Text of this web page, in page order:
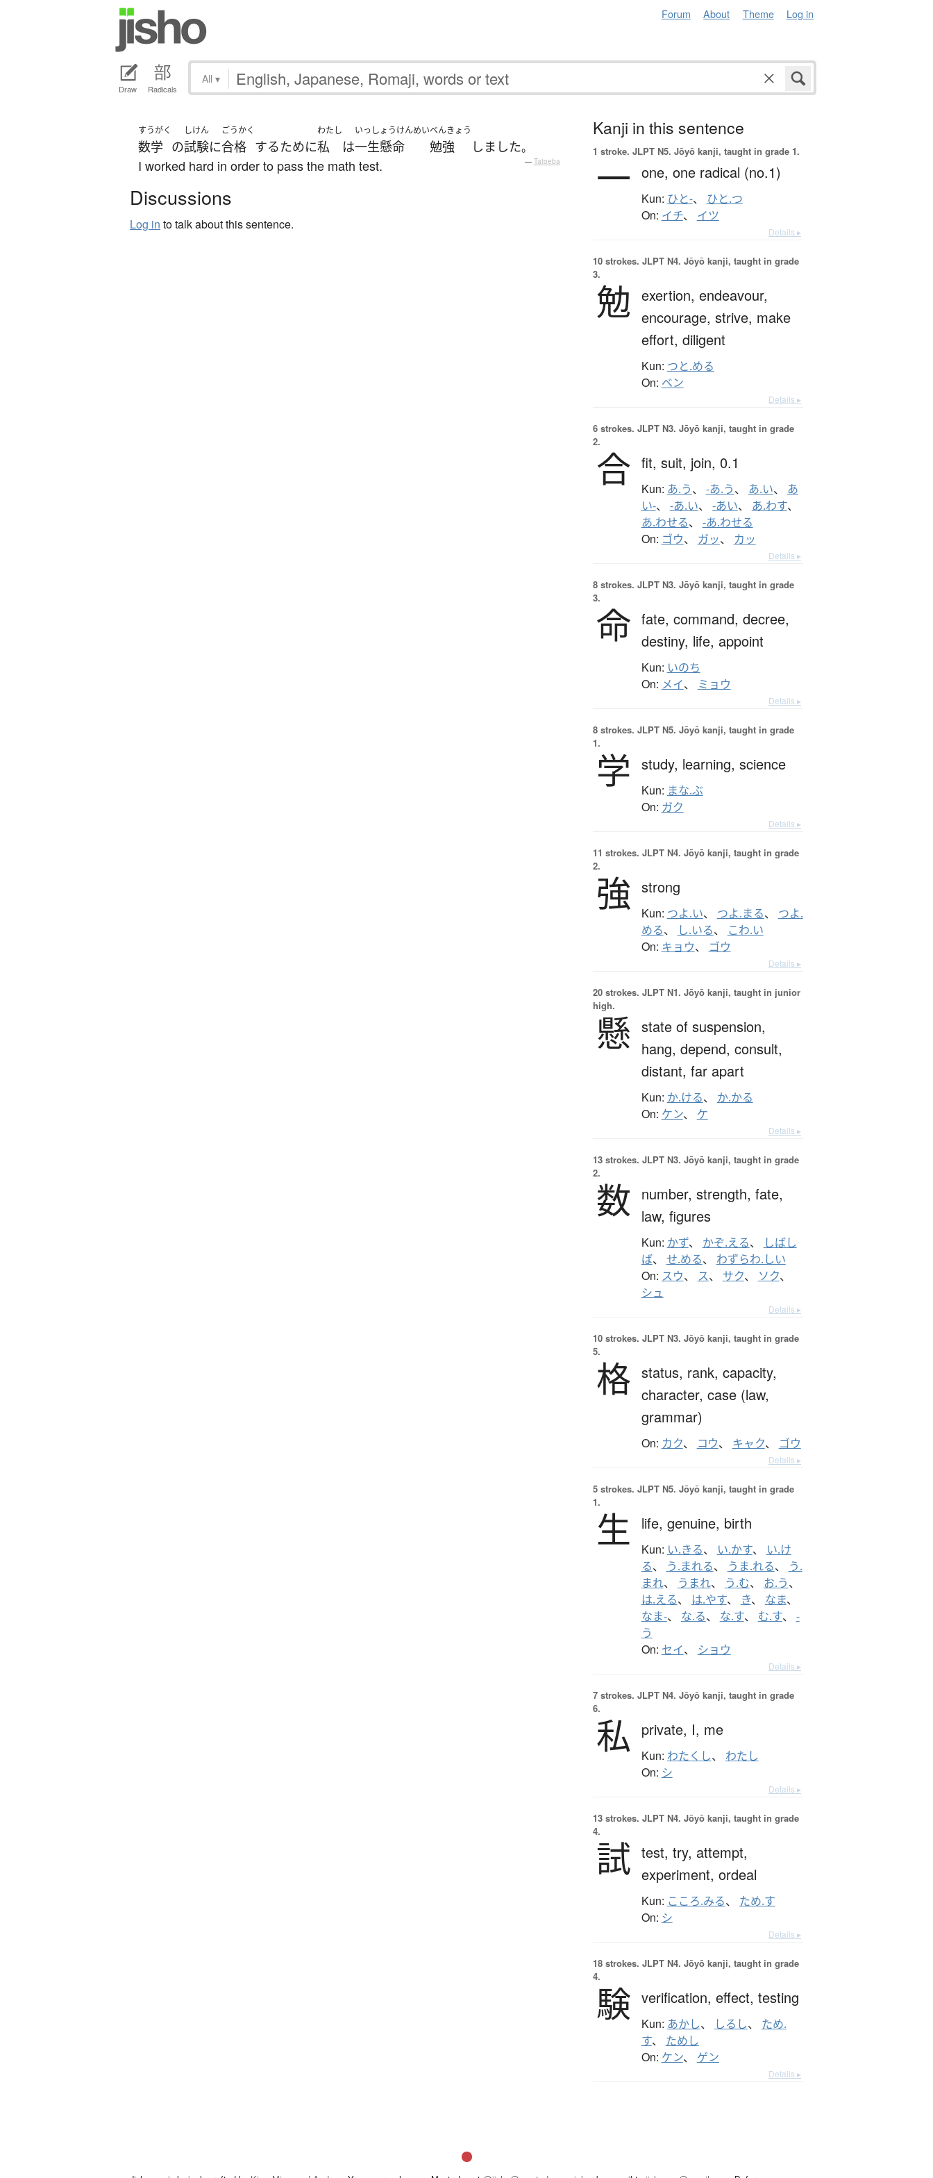
Forum About Theme Log in
Draw Radicals
All ▾
すうがく
数学 の
しけん
試験に
ごうかく
合格 するために
わたし
私 は
いっしょうけんめい
一生懸命
べんきょう
勉強 しました。
I worked hard in order to pass the math test. — Tatoeba
Discussions
Log in to talk about this sentence.
Kanji in this sentence
1 stroke. JLPT N5. Jōyō kanji, taught in grade 1.
一 one, one radical (no.1)
Kun: ひと-、 ひと.つ
On: イチ、 イツ
Details ▸
10 strokes. JLPT N4. Jōyō kanji, taught in grade
3.
勉 exertion, endeavour,
encourage, strive, make
effort, diligent
Kun: つと.める
On: ベン
Details ▸
6 strokes. JLPT N3. Jōyō kanji, taught in grade
2.
合 fit, suit, join, 0.1
Kun: あ.う、 -あ.う、 あ.い、 あ
い-、 -あ.い、 -あい、 あ.わす、
あ.わせる、 -あ.わせる
On: ゴウ、 ガッ、 カッ
Details ▸
8 strokes. JLPT N3. Jōyō kanji, taught in grade
3.
命 fate, command, decree,
destiny, life, appoint
Kun: いのち
On: メイ、 ミョウ
Details ▸
8 strokes. JLPT N5. Jōyō kanji, taught in grade
1.
学 study, learning, science
Kun: まな.ぶ
On: ガク
Details ▸
11 strokes. JLPT N4. Jōyō kanji, taught in grade
2.
強 strong
Kun: つよ.い、 つよ.まる、 つよ.
める、 し.いる、 こわ.い
On: キョウ、 ゴウ
Details ▸
20 strokes. JLPT N1. Jōyō kanji, taught in junior
high.
懸 state of suspension,
hang, depend, consult,
distant, far apart
Kun: か.ける、 か.かる
On: ケン、 ケ
Details ▸
13 strokes. JLPT N3. Jōyō kanji, taught in grade
2.
数 number, strength, fate,
law, figures
Kun: かず、 かぞ.える、
しばし
ば、 せ.める、 わずらわ.しい
On: スウ、 ス、 サク、 ソク、
シュ
Details ▸
10 strokes. JLPT N3. Jōyō kanji, taught in grade
5.
格 status, rank, capacity,
character, case (law,
grammar)
On: カク、 コウ、 キャク、 ゴウ
Details ▸
5 strokes. JLPT N5. Jōyō kanji, taught in grade
1.
生 life, genuine, birth
Kun: い.きる、 い.かす、
い.け
る、 う.まれる、 うま.れる、
う.
まれ、 うまれ、 う.む、 お.う、
は.える、 は.やす、 き、 なま、
なま-、 な.る、 な.す、 む.す、 -
う
On: セイ、 ショウ
Details ▸
7 strokes. JLPT N4. Jōyō kanji, taught in grade
6.
私 private, I, me
Kun: わたくし、 わたし
On: シ
Details ▸
13 strokes. JLPT N4. Jōyō kanji, taught in grade
4.
試 test, try, attempt,
experiment, ordeal
Kun: こころ.みる、 ため.す
On: シ
Details ▸
18 strokes. JLPT N4. Jōyō kanji, taught in grade
4.
験 verification, effect, testing
Kun: あかし、 しるし、 ため.
す、 ためし
On: ケン、 ゲン
Details ▸